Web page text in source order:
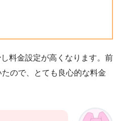
料金設定が高くなります。前
ので、とても良心的な料金